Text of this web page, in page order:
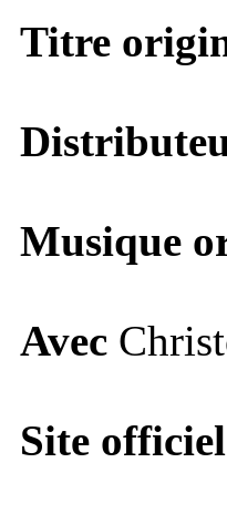
Titre
Musique
Avec
Site officiel